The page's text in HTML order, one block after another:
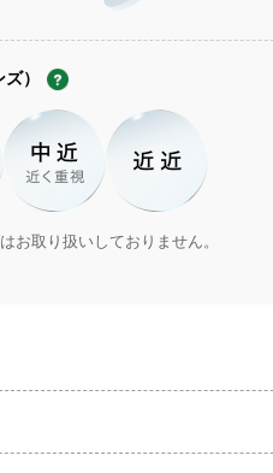
）
お取り扱いしておりません。